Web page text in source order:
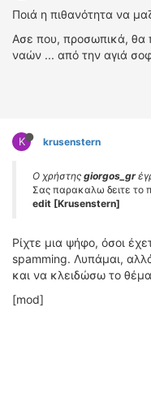
Ποιά η πιθανότητα να
Ασε που, προσωπικά, θα
ναών ... από την αγιά
K krusenstern
Ο χρήστης giorgos_gr
Σας παρακαλω δειτε το
edit [Krusenstern]
Ρίχτε μια ψήφο, όσοι
spamming. Λυπάμαι,
και να κλειδώσω το
[mod]
ΔΙΕΘΝΕΙΣ ΑΓΩΝΕΣ
ΕΛΛΗΝΙΚΟΙ ΑΓΩΝΕΣ
ΜΟΝΤΕΛΑ
ΠΡΟΣΩΠΙΚΟΤΗΤΕΣ
ΑΓΩΝΙΣΤΙΚΑ
ΑΓΟΡΑ
ΠΩΛΗΣΕΙΣ
ΠΡΟΣΦΟΡΕΣ